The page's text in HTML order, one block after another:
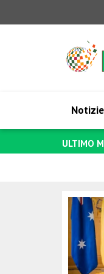
Notizie
ULTIMO